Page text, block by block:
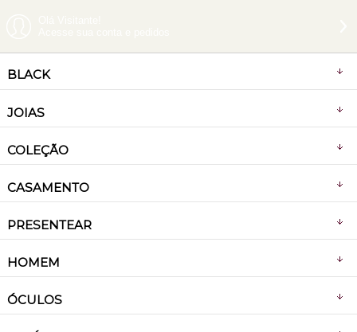
BLACK
JOIAS
COLEÇÃO
CASAMENTO
PRESENTEAR
HOMEM
ÓCULOS